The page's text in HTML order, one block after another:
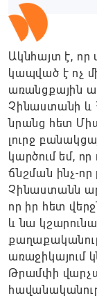
Ակնհայտ է, որ
կապված է ոչ
առանցքային
Չինաստանի և
նրանց հետ
լուրջ
կարծում եմ,
ճնշման ինչ-որ
Չինաստանն
որ իր հետ
և նա
առաջիկայում
Թրամփի